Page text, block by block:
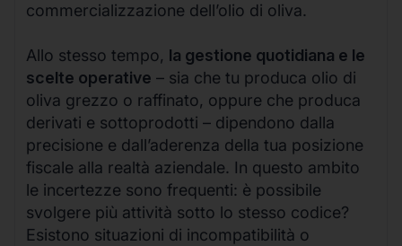
commercializzazione dell’olio di oliva.
Allo stesso tempo, la gestione quotidiana e le
scelte operative – sia che tu produca olio di
oliva grezzo o raffinato, oppure che produca
derivati e sottoprodotti – dipendono dalla
precisione e dall’aderenza della tua posizione
fiscale alla realtà aziendale. In questo ambito
le incertezze sono frequenti: è possibile
svolgere più attività sotto lo stesso codice?
Esistono situazioni di incompatibilità o